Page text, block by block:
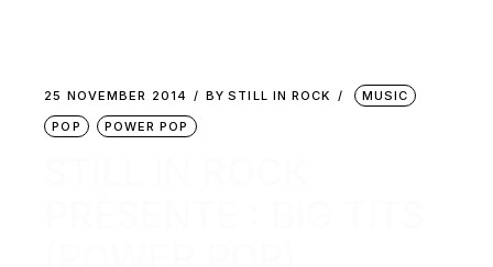
25 NOVEMBER 2014 BY STILL IN ROCK
MUSIC
POP
POWER POP